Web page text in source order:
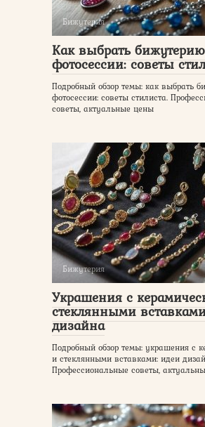
Бижутерия
Как выбрать
фотосессии: советы
Подробный обзор темы: как выбрать
фотосессии: советы стилиста.
советы, актуальные цены
Бижутерия
Украшения с
стеклянными
дизайна
Подробный обзор темы: украшения с
и стеклянными вставками: идеи
Профессиональные советы,